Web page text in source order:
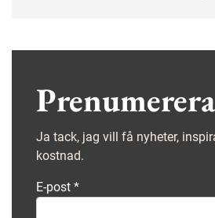
mer obehag på jobbet.
Ja tack, jag vill få nyheter,
kostnad.
E-post *